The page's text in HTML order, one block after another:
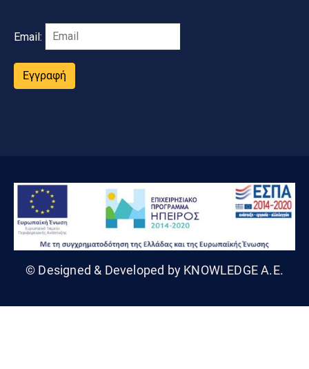
Email:
Εγγραφή
© Designed & Developed by KNOWLEDGE A.E.